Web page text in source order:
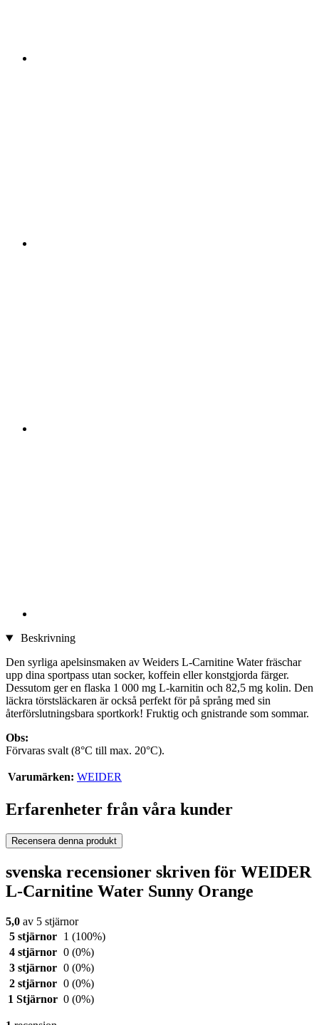
Beskrivning
Den syrliga apelsinsmaken av Weiders L-Carnitine Water fräschar
upp dina sportpass utan socker, koffein eller konstgjorda färger.
Dessutom ger en flaska 1 000 mg L-karnitin och 82,5 mg kolin. Den
läckra törstsläckaren är också perfekt för på språng med sin
återförslutningsbara sportkork! Fruktig och gnistrande som sommar.
Obs:
Förvaras svalt (8°C till max. 20°C).
Varumärken: WEIDER
Erfarenheter från våra kunder
Recensera denna produkt
svenska recensioner skriven för WEIDER
L-Carnitine Water Sunny Orange
5,0 av 5 stjärnor
5 stjärnor
1 (100%)
4 stjärnor 0 (0%)
3 stjärnor 0 (0%)
2 stjärnor 0 (0%)
1 Stjärnor 0 (0%)